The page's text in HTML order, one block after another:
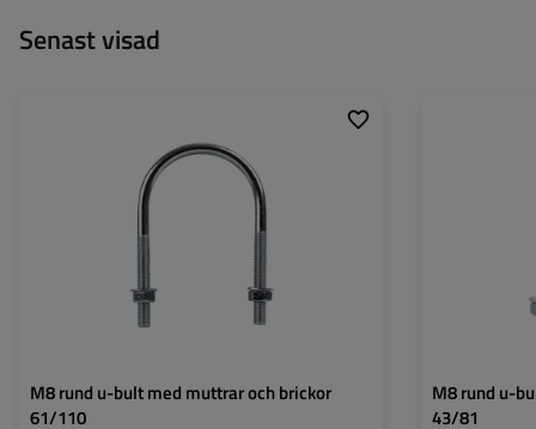
Senast visad
M8 rund u-bult med muttrar och brickor
61/110
61 mm
stal kl.5.8
M8 rund u-
43/81